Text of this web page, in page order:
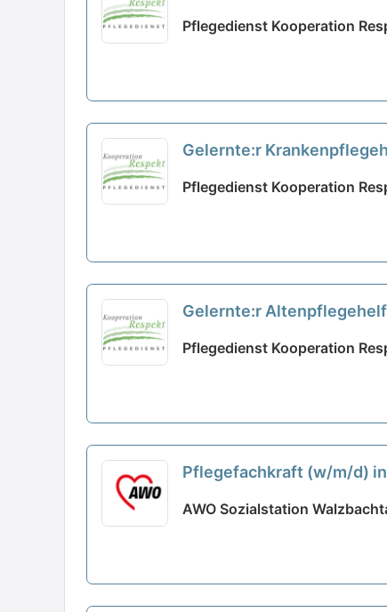
Pflegedienst Kooperation
Gelernte:r
Pflegedienst Kooperation
Gelernte:r
Pflegedienst Kooperation
Pflegefachkraft (w/m/d)
AWO Sozialstation